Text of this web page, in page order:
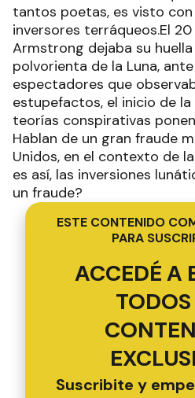
tantos poetas, es visto
inversores terráqueos.El
Armstrong dejaba su
polvorienta de la Luna,
espectadores que
estupefactos, el inicio de la
teorías conspirativas
Hablan de un gran fraude
Unidos, en el contexto de
es así, las inversiones
un fraude?
ESTE CONTENIDO
PARA
ACCEDÉ A
Suscribite y